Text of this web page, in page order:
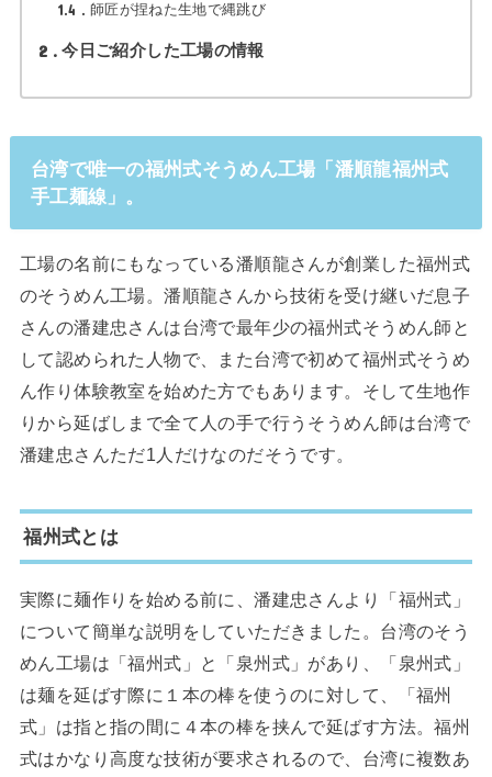
1.4 師匠が捏ねた生地で縄跳び
2 今日ご紹介した工場の情報
台湾で唯一の福州式そうめん工場「潘順龍福州式
手工麺線」。
工場の名前にもなっている潘順龍さんが創業した福州式
のそうめん工場。潘順龍さんから技術を受け継いだ息子
さんの潘建忠さんは台湾で最年少の福州式そうめん師と
して認められた人物で、また台湾で初めて福州式そうめ
ん作り体験教室を始めた方でもあります。そして生地作
りから延ばしまで全て人の手で行うそうめん師は台湾で
潘建忠さんただ1人だけなのだそうです。
福州式とは
実際に麺作りを始める前に、潘建忠さんより「福州式」
について簡単な説明をしていただきました。台湾のそう
めん工場は「福州式」と「泉州式」があり、「泉州式」
は麺を延ばす際に１本の棒を使うのに対して、「福州
式」は指と指の間に４本の棒を挟んで延ばす方法。福州
式はかなり高度な技術が要求されるので、台湾に複数あ